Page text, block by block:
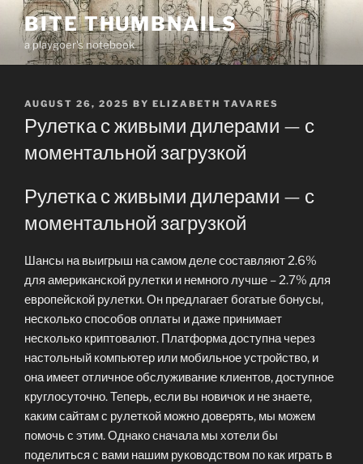
Skip
content
BITE THUMBNAILS
a playgoer's notebook
POSTED
ON
AUGUST 26, 2025 BY ELIZABETH TAVARES
Рулетка с живыми дилерами — с
моментальной загрузкой
Рулетка с живыми дилерами — с
моментальной загрузкой
Шансы на выигрыш на самом деле составляют 2.6%
для американской рулетки и немного лучше – 2.7% для
европейской рулетки. Он предлагает богатые бонусы,
несколько способов оплаты и даже принимает
несколько криптовалют. Платформа доступна через
настольный компьютер или мобильное устройство, и
она имеет отличное обслуживание клиентов, доступное
круглосуточно. Теперь, если вы новичок и не знаете,
каким сайтам с рулеткой можно доверять, мы можем
помочь с этим. Однако сначала мы хотели бы
поделиться с вами нашим руководством по как играть в